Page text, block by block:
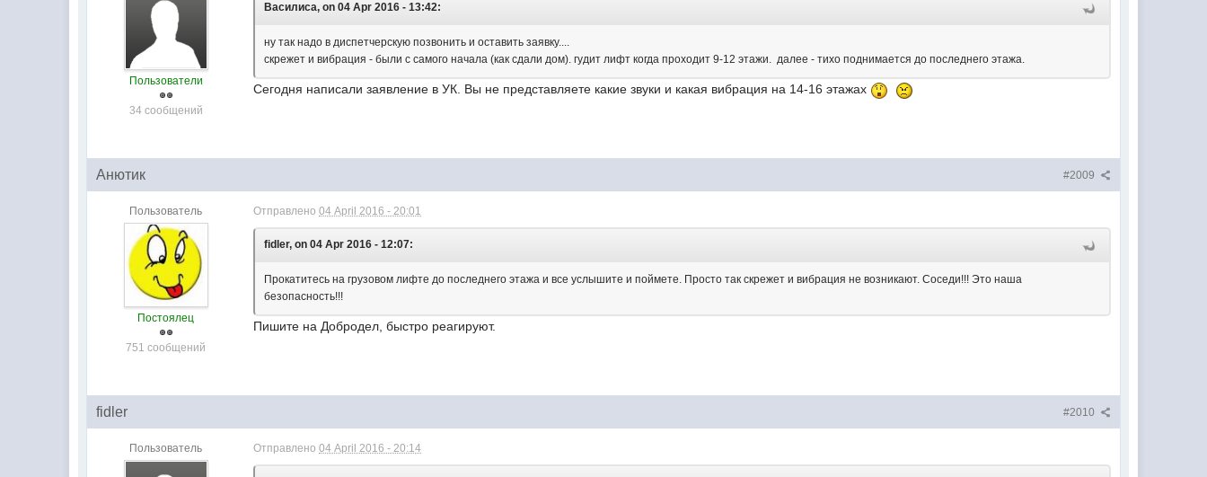
Пользователи
34 сообщений
Василиса, on 04 Apr 2016 - 13:42:
ну так надо в диспетчерскую позвонить и оставить заявку....
скрежет и вибрация - были с самого начала (как сдали дом). гудит лифт когда проходит 9-12 этажи. далее - тихо поднимается до последнего этажа.
Сегодня написали заявление в УК. Вы не представляете какие звуки и какая вибрация на 14-16 этажах
#2009
Анютик
Пользователь
Постоялец
751 сообщений
Отправлено04 April 2016 - 20:01
fidler, on 04 Apr 2016 - 12:07:
Прокатитесь на грузовом лифте до последнего этажа и все услышите и поймете. Просто так скрежет и вибрация не возникают. Соседи!!! Это наша
безопасность!!!
Пишите на Добродел, быстро реагируют.
#2010
fidler
Пользователь Отправлено04 April 2016 - 20:14